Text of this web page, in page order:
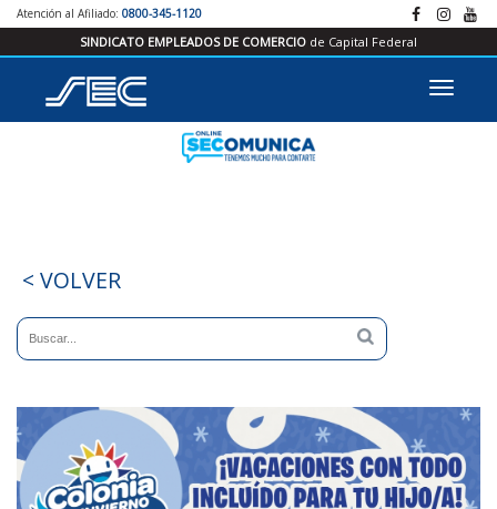
Atención al Afiliado: 0800-345-1120
SINDICATO EMPLEADOS DE COMERCIO de Capital Federal
< VOLVER